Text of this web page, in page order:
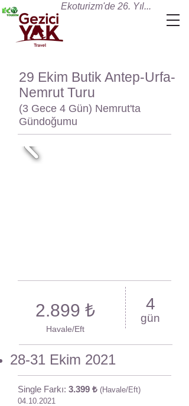
Ekoturizm'de 26. Yıl...
29 Ekim Butik Antep-Urfa-
Nemrut Turu
(3 Gece 4 Gün) Nemrut'ta
Gündoğumu
2.899 ₺
Havale/Eft
4
gün
28-31 Ekim 2021
Single Farkı: 3.399 ₺ (Havale/Eft)
04.10.2021